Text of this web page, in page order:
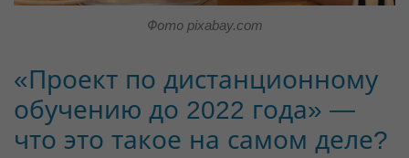
Фото pixabay.com
«Проект по дистанционному
обучению до 2022 года» —
что это такое на самом деле?